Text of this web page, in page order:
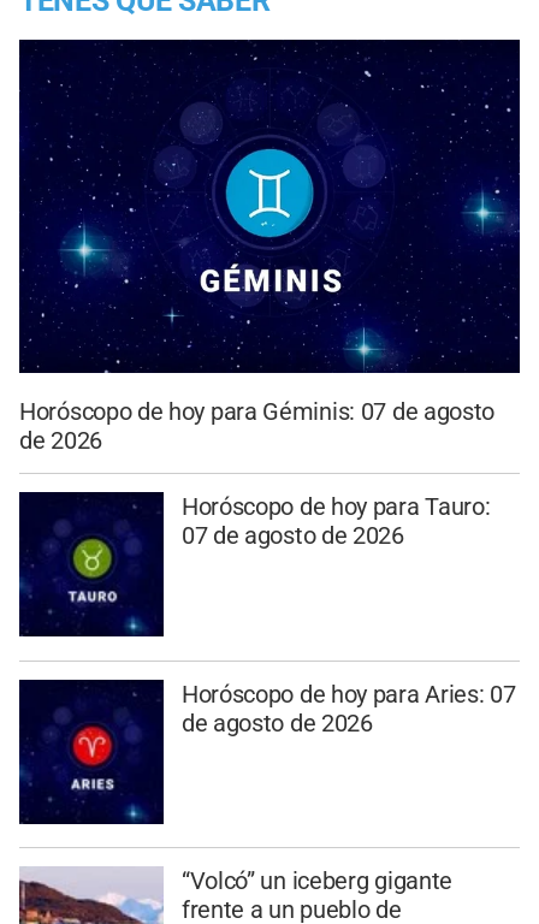
Horóscopo de hoy para Géminis: 07 de agosto
de 2026
Horóscopo de hoy para Tauro:
07 de agosto de 2026
Horóscopo de hoy para Aries: 07
de agosto de 2026
“Volcó” un iceberg gigante
frente a un pueblo de